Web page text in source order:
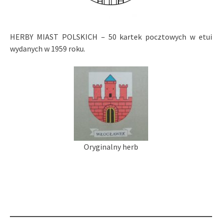
HERBY MIAST POLSKICH – 50 kartek pocztowych w etui
wydanych w 1959 roku.
Oryginalny herb